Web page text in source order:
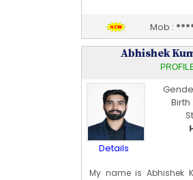
Edit Profile
Profile Last Updated ON :
Mob :
Abhishek
Details
Birth
My name is Abhishek